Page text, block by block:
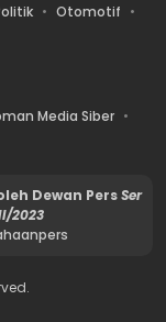
Otomotif
Media Siber
Dewan PersSer
2023